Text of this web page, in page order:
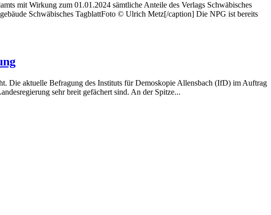
mit Wirkung zum 01.01.2024 sämtliche Anteile des Verlags Schwäbisches
Schwäbisches TagblattFoto © Ulrich Metz[/caption] Die NPG ist bereits
Die aktuelle Befragung des Instituts für Demoskopie Allensbach (IfD) im Auftrag
sehr breit gefächert sind. An der Spitze...